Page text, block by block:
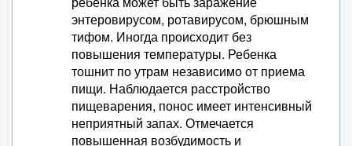
энтеровирусом, ротавирусом, брюшным
тифом. Иногда происходит без
повышения температуры. Ребенка
тошнит по утрам независимо от приема
пищи. Наблюдается расстройство
пищеварения, понос имеет интенсивный
неприятный запах. Отмечается
повышенная возбудимость и